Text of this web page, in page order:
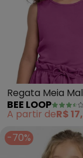
Regata Meia
Menina (Roxo)
BEE LOOP
A partir deR$
-70%